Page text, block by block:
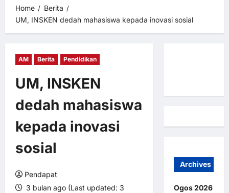
Home
Berita
UM, INSKEN dedah mahasiswa kepada inovasi sosial
AM Berita Pendidikan
UM, INSKEN
dedah mahasiswa
kepada inovasi
sosial
Pendapat
3 bulan ago (Last updated: 3
Archives
Ogos 2026